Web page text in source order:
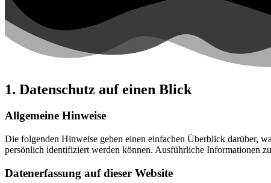
1. Datenschutz auf einen Blick
Allgemeine Hinweise
Die folgenden Hinweise geben einen einfachen Überblick darüber,
persönlich identifiziert werden können. Ausführliche Informationen
Datenerfassung auf dieser Website